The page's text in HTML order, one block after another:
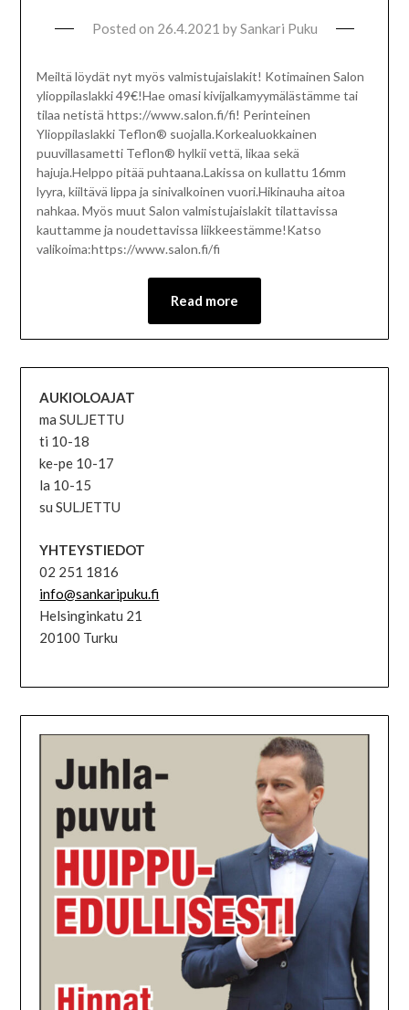
Posted on 26.4.2021 bySankari Puku
Meiltä löydät nyt myös valmistujaislakit! Kotimainen Salon
ylioppilaslakki 49€!Hae omasi kivijalkamyymälästämme tai
tilaa netistä https://www.salon.fi/fi! Perinteinen
Ylioppilaslakki Teflon® suojalla.Korkealuokkainen
puuvillasametti Teflon® hylkii vettä, likaa sekä
hajuja.Helppo pitää puhtaana.Lakissa on kullattu 16mm
lyyra, kiiltävä lippa ja sinivalkoinen vuori.Hikinauha aitoa
nahkaa. Myös muut Salon valmistujaislakit tilattavissa
kauttamme ja noudettavissa liikkeestämme!Katso
valikoima:https://www.salon.fi/fi
Read more
AUKIOLOAJAT
ma SULJETTU
ti 10-18
ke-pe 10-17
la 10-15
su SULJETTU
YHTEYSTIEDOT
02 251 1816
info@sankaripuku.fi
Helsinginkatu 21
20100 Turku